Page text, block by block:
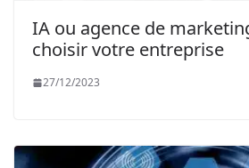
IA ou agence de
choisir votre entreprise
27/12/2023